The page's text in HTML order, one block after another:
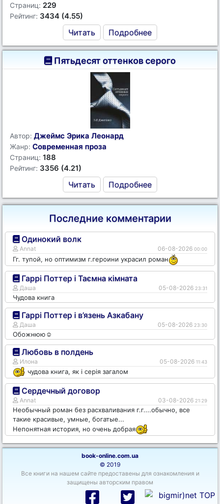
Страниц: 229
Рейтинг: 3434 (4.55)
Читать Подробнее
Пятьдесят оттенков серого
Автор: Джеймс Эрика Леонард
Жанр: Современная проза
Страниц: 188
Рейтинг: 3356 (4.21)
Читать Подробнее
Последние комментарии
Одинокий волк
Annat 06-08-2026 00:00
Гг. тупой, но оптимизм г.героини украсил роман
Гаррі Поттер і Таємна кімната
Даша 05-08-2026 23:31
Чудова книга
Гаррі Поттер і в’язень Азкабану
Даша 05-08-2026 23:30
Обожнюю☺️
Любовь в полдень
Илона 05-08-2026 11:43
чудова книга, як і серія загалом
Сердечный договор
Annat 03-08-2026 21:29
Необычный роман без расхваливания г.г....обычно, все
такие красивые, умные, богатые...
Непонятная история, но очень добрая
book-online.com.ua
© 2019
Все книги на нашем сайте предоставены для ознакомления и
защищены авторским правом